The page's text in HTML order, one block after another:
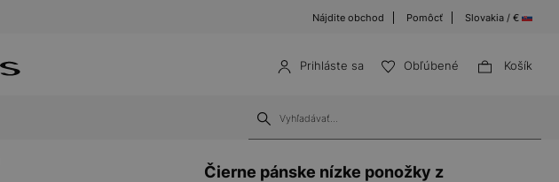
Nájdite obchod Pomôcť Slovakia / €
Prihláste sa Obľúbené Košík
Čierne pánske nízke ponožky z